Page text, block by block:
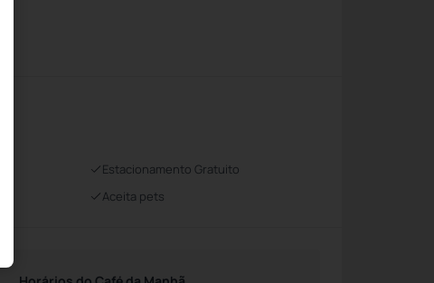
Estacionamento Gratuito
Aceita pets